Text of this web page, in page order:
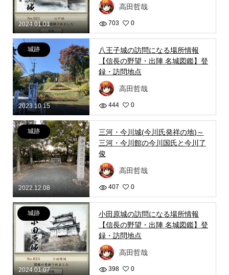
2024.01.01
高田哲哉
703 0
2023.10.15
城跡
八王子城の訪問になる場所情報
【信長の野望・出陣 名城図鑑】登
録・訪問地点
高田哲哉
444 0
2022.12.08
城跡
三河・今川城(今川氏発祥の地)～
三河・今川館の今川国氏と今川了
俊
高田哲哉
407 0
2024.01.07
城跡
小田原城の訪問になる場所情報
【信長の野望・出陣 名城図鑑】登
録・訪問地点
高田哲哉
398 0